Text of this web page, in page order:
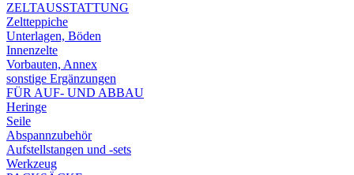
ZELTAUSSTATTUNG
Zeltteppiche
Unterlagen, Böden
Innenzelte
Vorbauten, Annex
sonstige Ergänzungen
FÜR AUF- UND ABBAU
Heringe
Seile
Abspannzubehör
Aufstellstangen und -sets
Werkzeug